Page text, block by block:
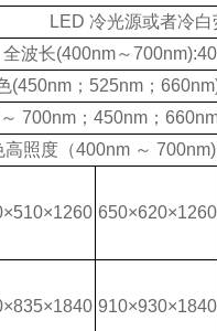
LED 冷光源或者冷白
全波长(400nm～
(450nm；525nm；
700nm；450nm；
高照度（400nm ～
650×620×1260
910×930×1840